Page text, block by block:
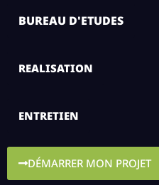
BUREAU D'ETUDES
REALISATION
ENTRETIEN
DÉMARRER MON PROJET